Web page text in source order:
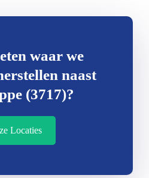
waar we
naast
(3717)?
Locaties